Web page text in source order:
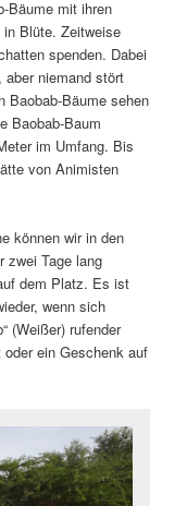
Bäume mit ihren
in Blüte. Zeitweise
spenden. Dabei
aber niemand stört
Baobab-Bäume sehen
Baobab-Baum
im Umfang. Bis
von Animisten
können wir in den
zwei Tage lang
dem Platz. Es ist
wenn sich
(Weißer) rufender
ein Geschenk auf